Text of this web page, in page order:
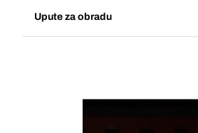
Upute za obradu